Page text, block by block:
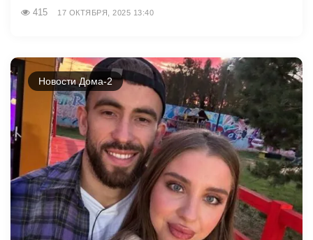
415 17 ОКТЯБРЯ, 2025 13:40
Новости Дома-2